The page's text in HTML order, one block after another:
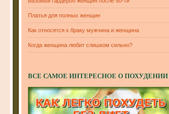
Платья для полных женщин
Как относятся к браку мужчина и женщина
Когда женщина любит слишком сильно?
ВСЕ САМОЕ ИНТЕРЕСНОЕ О ПОХУДЕНИИ